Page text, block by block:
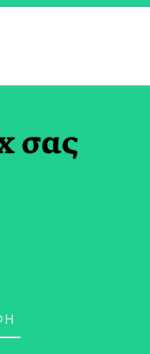
και το τραγούδι,
να
σας